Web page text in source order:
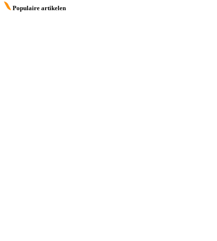
Populaire artikelen